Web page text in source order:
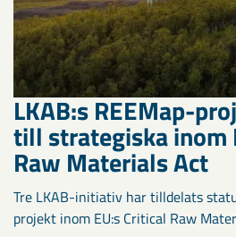
LKAB:s REEMap-
till strategiska inom
Raw Materials Act
Tre LKAB-initiativ har tilldelats
projekt inom EU:s Critical Raw